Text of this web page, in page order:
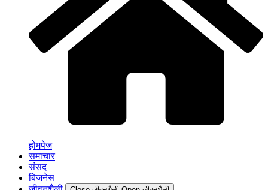
होमपेज
समाचार
संसद
बिजनेस